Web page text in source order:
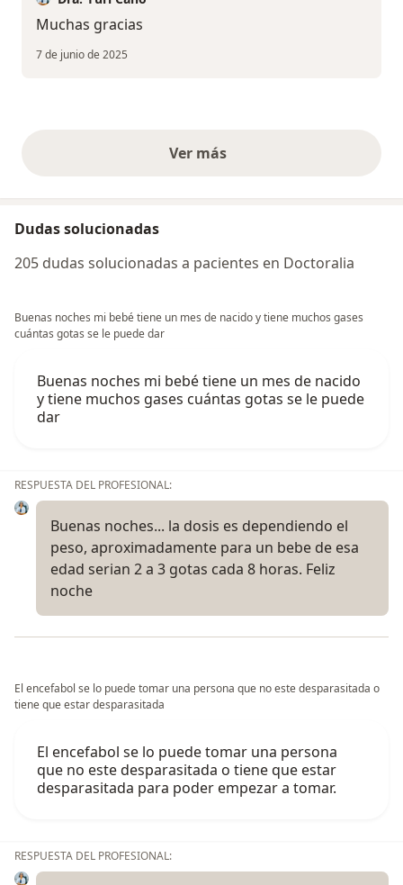
Muchas gracias
7 de junio de 2025
Ver másopiniones anteriores
Dudas solucionadas
205 dudas solucionadas a pacientes en Doctoralia
Buenas noches mi bebé tiene un mes de nacido y tiene muchos gases
cuántas gotas se le puede dar
Buenas noches mi bebé tiene un mes de nacido
y tiene muchos gases cuántas gotas se le puede
dar
RESPUESTA DEL PROFESIONAL:
Buenas noches... la dosis es dependiendo el
peso, aproximadamente para un bebe de esa
edad serian 2 a 3 gotas cada 8 horas. Feliz
noche
El encefabol se lo puede tomar una persona que no este desparasitada o
tiene que estar desparasitada
El encefabol se lo puede tomar una persona
que no este desparasitada o tiene que estar
desparasitada para poder empezar a tomar.
RESPUESTA DEL PROFESIONAL: